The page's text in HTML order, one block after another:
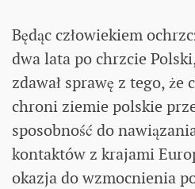
Będąc człowiekiem
dwa lata po chrzcie
zdawał sprawę z tego,
chroni ziemie polskie
sposobność do
kontaktów z krajami
okazja do wzmocnienia